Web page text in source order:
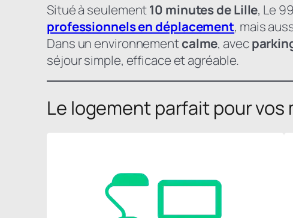
Situé à seulement10 minutes de Lille, Le
professionnels en déplacement, mais
Dans un environnementcalme, avec
séjour simple, efficace et agréable.
Le logement parfait pour